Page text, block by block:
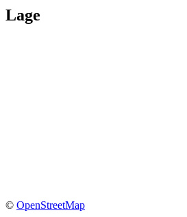
Lage
© OpenStreetMap